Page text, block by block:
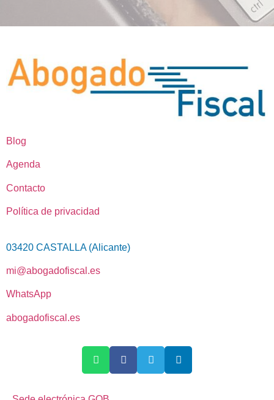
Blog
Agenda
Contacto
Política de privacidad
03420 CASTALLA (Alicante)
mi@abogadofiscal.es
WhatsApp
abogadofiscal.es